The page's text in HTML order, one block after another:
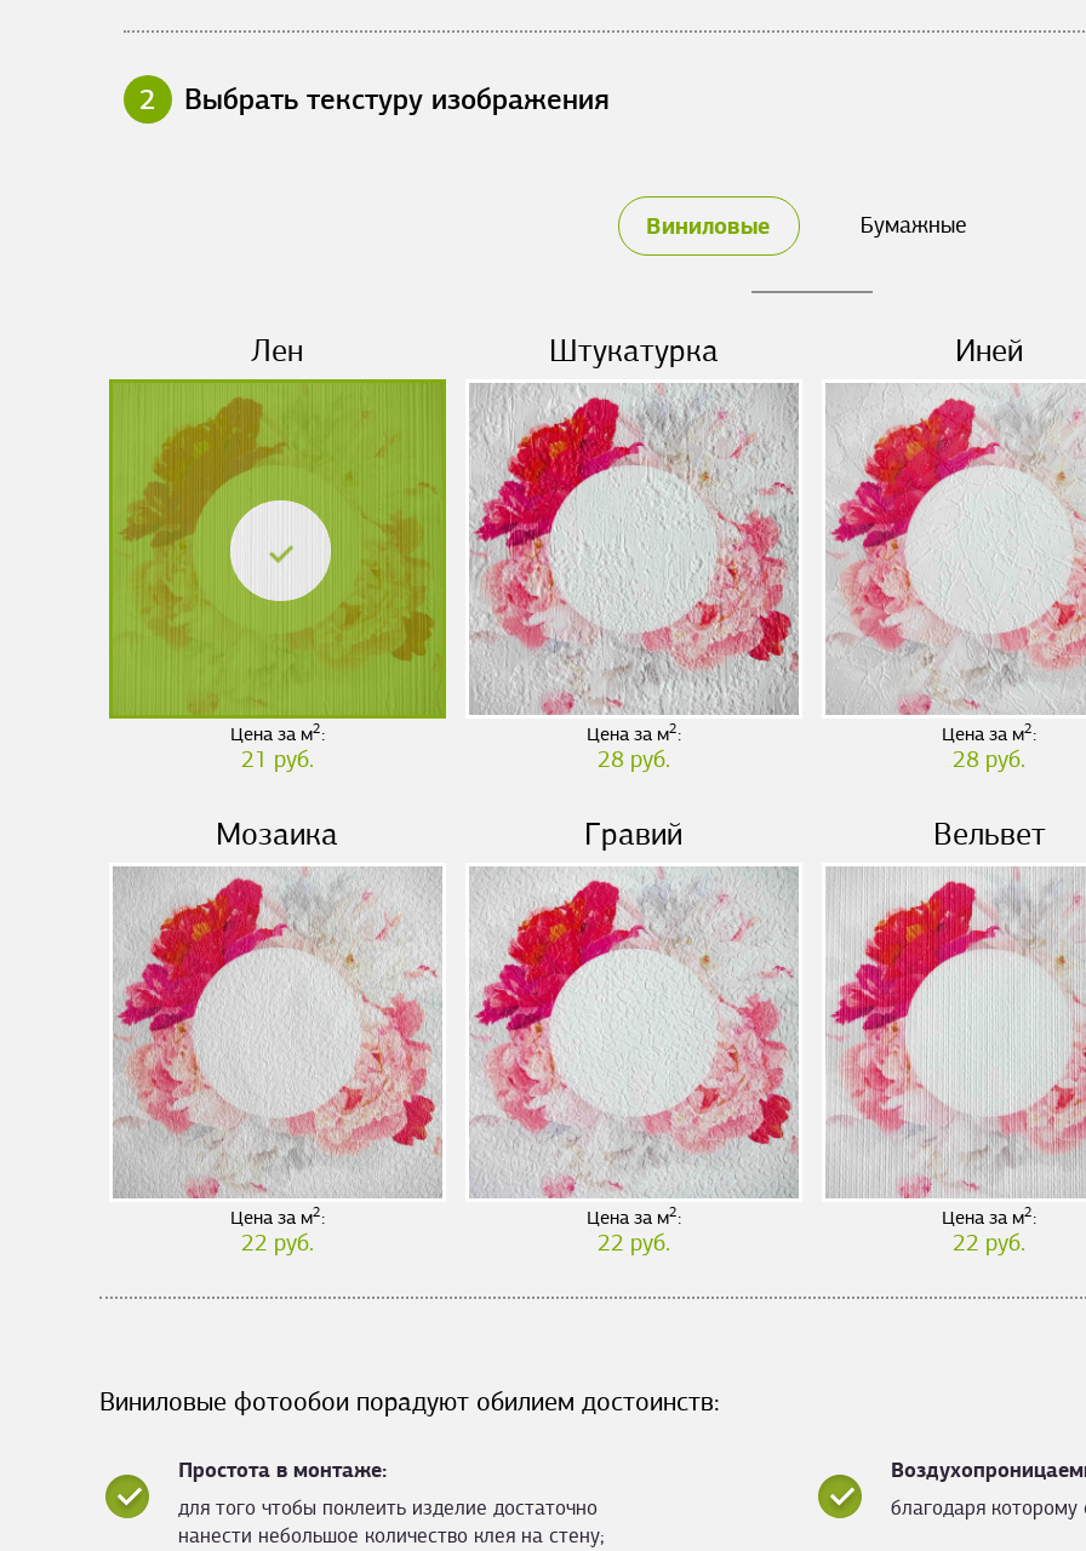
2 Выбрать текстуру изображения
Виниловые Бумажные
Лен
Цена за м2:
21 руб.
Штукатурка
Цена за м2:
28 руб.
Иней
Цена за м2:
28 руб.
Мозаика
Цена за м2:
22 руб.
Гравий
Цена за м2:
22 руб.
Вельвет
Цена за м2:
22 руб.
Виниловые фотообои порадуют обилием достоинств:
Простота в монтаже:
для того чтобы поклеить изделие достаточно
нанести небольшое количество клея на стену;
благодаря